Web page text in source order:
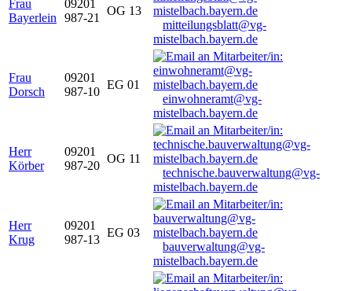
Frau
Bayerlein
09201
987-21
OG 13
mitteilungsblatt@vg-
mistelbach.bayern.de
Frau
Dorsch
09201
987-10
EG 01
einwohneramt@vg-
mistelbach.bayern.de
Herr
Körber
09201
987-20
OG 11
technische.bauverwaltung@vg-
mistelbach.bayern.de
Herr
Krug
09201
987-13
EG 03
bauverwaltung@vg-
mistelbach.bayern.de